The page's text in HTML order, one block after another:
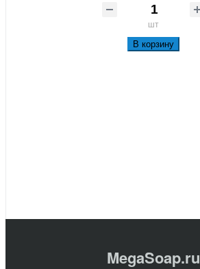
шт
В корзину
MegaSoap.ru